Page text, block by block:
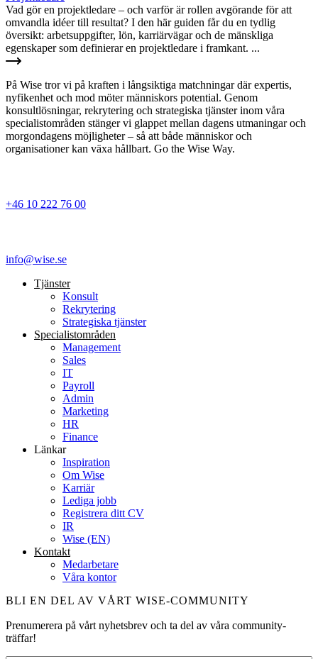
Vad gör en projektledare – och varför är rollen avgörande för att
omvandla idéer till resultat? I den här guiden får du en tydlig
översikt: arbetsuppgifter, lön, karriärvägar och de mänskliga
egenskaper som definierar en projektledare i framkant. ...
På Wise tror vi på kraften i långsiktiga matchningar där expertis,
nyfikenhet och mod möter människors potential. Genom
konsultlösningar, rekrytering och strategiska tjänster inom våra
specialistområden stänger vi glappet mellan dagens utmaningar och
morgondagens möjligheter – så att både människor och
organisationer kan växa hållbart. Go the Wise Way.
+46 10 222 76 00
info@wise.se
Tjänster
Konsult
Rekrytering
Strategiska tjänster
Specialist­områden
Management
Sales
IT
Payroll
Admin
Marketing
HR
Finance
Länkar
Inspiration
Om Wise
Karriär
Lediga jobb
Registrera ditt CV
IR
Wise (EN)
Kontakt
Medarbetare
Våra kontor
BLI EN DEL AV VÅRT WISE-COMMUNITY
Prenumerera på vårt nyhetsbrev och ta del av våra community-
träffar!